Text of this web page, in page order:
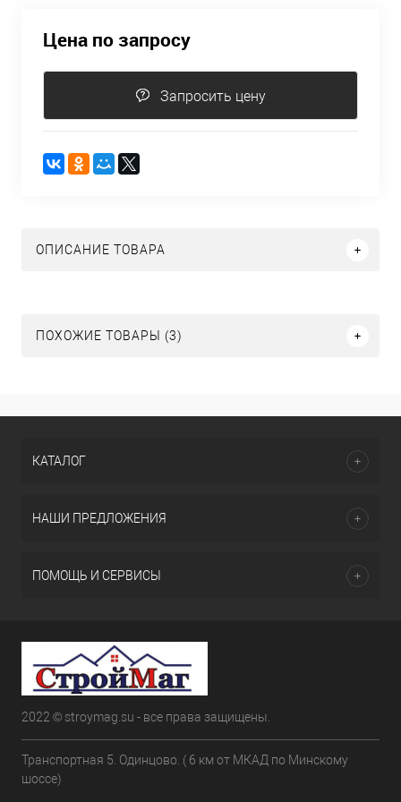
Цена по запросу
Запросить цену
ОПИСАНИЕ ТОВАРА
ПОХОЖИЕ ТОВАРЫ (3)
КАТАЛОГ
НАШИ ПРЕДЛОЖЕНИЯ
ПОМОЩЬ И СЕРВИСЫ
2022 © stroymag.su - все права защищены.
Транспортная 5. Одинцово. ( 6 км от МКАД по Минскому
шоссе)